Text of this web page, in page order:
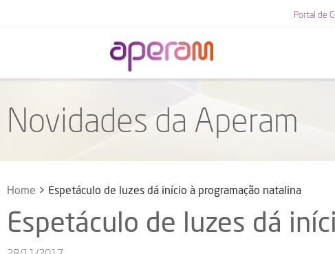
Portal de
Novidades da Aperam
Home > Espetáculo de luzes dá início à programação natalina
Espetáculo de luzes dá